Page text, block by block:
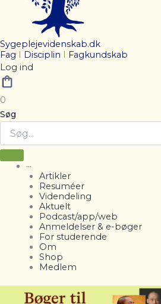
Sygeplejevidenskab.dk
Fag
Disciplin
Fagkundskab
Log ind
0
Søg
···
Artikler
Resuméer
Videndeling
Aktuelt
Podcast/app/web
Anmeldelser & e-bøger
For studerende
Om
Shop
Medlem